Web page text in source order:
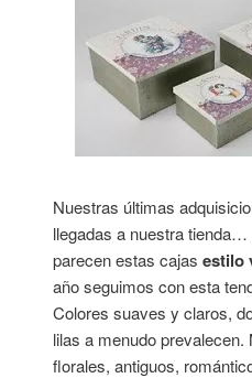
Nuestras últimas
llegadas a nuestra tienda…
parecen estas cajas estilo
año seguimos con esta
Colores suaves y claros,
lilas a menudo prevalecen.
florales, antiguos,